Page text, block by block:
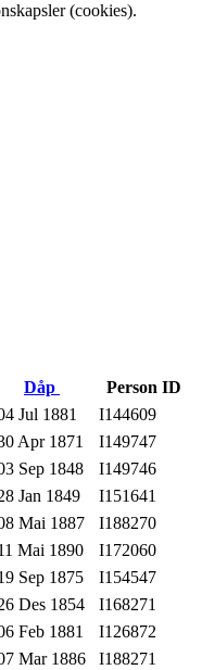
(cookies).
Dåp
Person ID
Jul 1881
I144609
Apr 1871
I149747
Sep 1848
I149746
Jan 1849
I151641
Mai 1887
I188270
Mai 1890
I172060
Sep 1875
I154547
Des 1854
I168271
Feb 1881
I126872
Mar 1886
I188271